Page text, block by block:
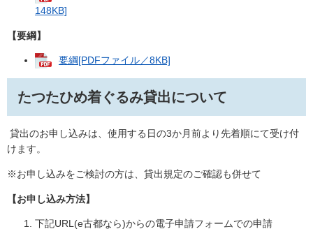
148KB]
【要綱】
要綱[PDFファイル／8KB]
たつたひめ着ぐるみ貸出について
貸出のお申し込みは、使用する日の3か月前より先着順にて受け付
けます。
※お申し込みをご検討の方は、貸出規定のご確認も併せて
【お申し込み方法】
下記URL(e古都なら)からの電子申請フォームでの申請